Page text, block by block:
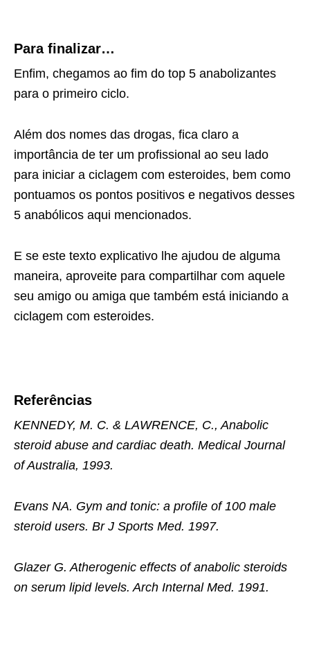
Para finalizar…
Enfim, chegamos ao fim do top 5 anabolizantes
para o primeiro ciclo.
Além dos nomes das drogas, fica claro a
importância de ter um profissional ao seu lado
para iniciar a ciclagem com esteroides, bem como
pontuamos os pontos positivos e negativos desses
5 anabólicos aqui mencionados.
E se este texto explicativo lhe ajudou de alguma
maneira, aproveite para compartilhar com aquele
seu amigo ou amiga que também está iniciando a
ciclagem com esteroides.
Referências
KENNEDY, M. C. & LAWRENCE, C., Anabolic
steroid abuse and cardiac death. Medical Journal
of Australia, 1993.
Evans NA. Gym and tonic: a profile of 100 male
steroid users. Br J Sports Med. 1997.
Glazer G. Atherogenic effects of anabolic steroids
on serum lipid levels. Arch Internal Med. 1991.